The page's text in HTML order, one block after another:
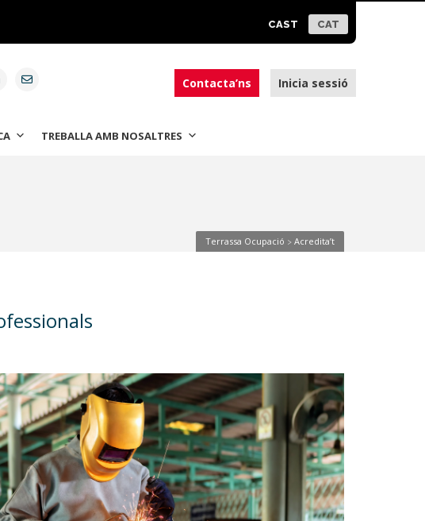
CAST CAT
Contacta’ns Inicia sessió
TREBALLA AMB NOSALTRES
Terrassa Ocupació > Acredita’t